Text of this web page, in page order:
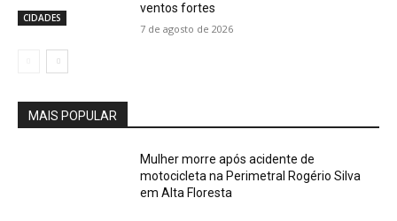
CIDADES
ventos fortes
7 de agosto de 2026
MAIS POPULAR
Mulher morre após acidente de
motocicleta na Perimetral Rogério Silva
em Alta Floresta